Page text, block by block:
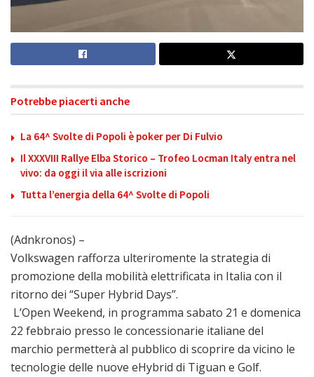
Potrebbe piacerti anche
La 64^ Svolte di Popoli è poker per Di Fulvio
Il XXXVIII Rallye Elba Storico – Trofeo Locman Italy entra nel
vivo: da oggi il via alle iscrizioni
Tutta l’energia della 64^ Svolte di Popoli
(Adnkronos) –
Volkswagen rafforza ulteriromente la strategia di
promozione della mobilità elettrificata in Italia con il
ritorno dei “Super Hybrid Days”.
L’Open Weekend, in programma sabato 21 e domenica
22 febbraio presso le concessionarie italiane del
marchio permetterà al pubblico di scoprire da vicino le
tecnologie delle nuove eHybrid di Tiguan e Golf.